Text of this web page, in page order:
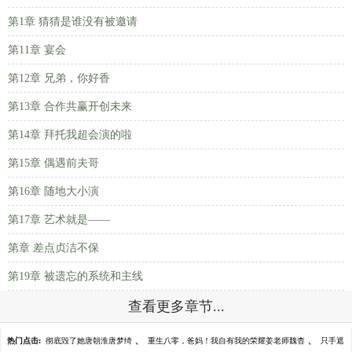
第1章 猜猜是谁没有被邀请
第11章 宴会
第12章 兄弟，你好香
第13章 合作共赢开创未来
第14章 拜托我超会演的啦
第15章 偶遇前夫哥
第16章 随地大小演
第17章 艺术就是——
第章 差点贞洁不保
第19章 被遗忘的系统和主线
查看更多章节...
热门点击: 彻底毁了她唐朝淮唐梦绮 、 重生八零，爸妈！我自有我的荣耀姜老师魏杳 、 只手遮